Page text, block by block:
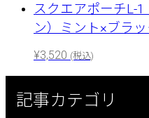
スクエアポーチL-
ン）ミント×ブラッ
¥3,520 (税込)
記事カテゴリ